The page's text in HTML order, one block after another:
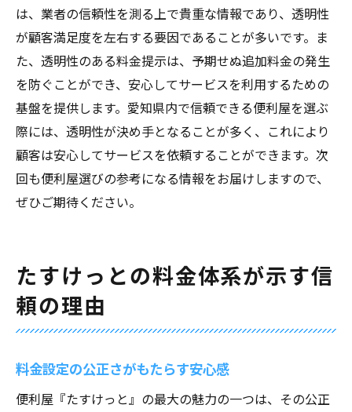
は、業者の信頼性を測る上で貴重な情報であり、透明性
が顧客満足度を左右する要因であることが多いです。ま
た、透明性のある料金提示は、予期せぬ追加料金の発生
を防ぐことができ、安心してサービスを利用するための
基盤を提供します。愛知県内で信頼できる便利屋を選ぶ
際には、透明性が決め手となることが多く、これにより
顧客は安心してサービスを依頼することができます。次
回も便利屋選びの参考になる情報をお届けしますので、
ぜひご期待ください。
たすけっとの料金体系が示す信
頼の理由
料金設定の公正さがもたらす安心感
便利屋『たすけっと』の最大の魅力の一つは、その公正